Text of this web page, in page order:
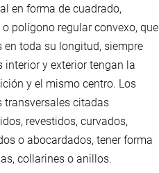
en forma de cuadrado,
polígono regular convexo, que
toda su longitud, siempre
interior y exterior tengan la
y el mismo centro. Los
transversales citadas
revestidos, curvados,
o abocardados, tener forma
collarines o anillos.